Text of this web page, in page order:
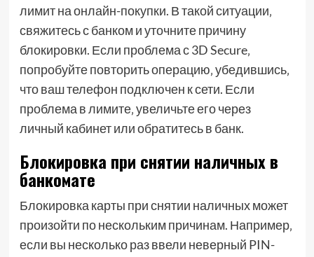
лимит на онлайн-покупки. В такой ситуации‚
свяжитесь с банком и уточните причину
блокировки. Если проблема с 3D Secure‚
попробуйте повторить операцию‚ убедившись‚
что ваш телефон подключен к сети. Если
проблема в лимите‚ увеличьте его через
личный кабинет или обратитесь в банк.
Блокировка при снятии наличных в
банкомате
Блокировка карты при снятии наличных может
произойти по нескольким причинам. Например‚
если вы несколько раз ввели неверный PIN-